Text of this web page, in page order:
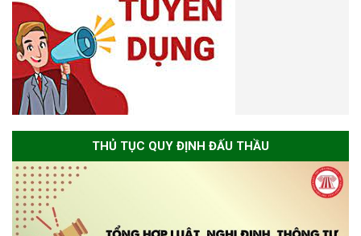
THỦ TỤC QUY ĐỊNH ĐẤU THẦU